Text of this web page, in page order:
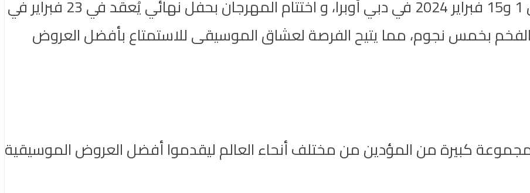
بين 1 و15 فبراير 2024 في دبي أوبرا، و اختتام المهرجان بحفل نهائي يُعقد في 23 فبراير في
الفخم بخمس نجوم، مما يتيح الفرصة لعشاق الموسيقى للاستمتاع بأفضل العروض
كبيرة من المؤدين من مختلف أنحاء العالم ليقدموا أفضل العروض الموسيقية